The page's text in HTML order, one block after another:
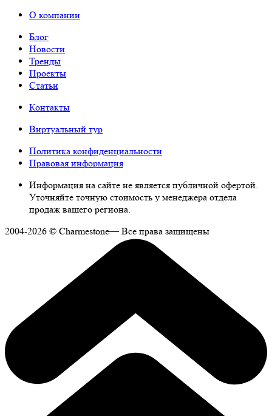
О компании
Блог
Новости
Тренды
Проекты
Статьи
Контакты
Виртуальный тур
Политика конфиденциальности
Правовая информация
Информация на сайте не является публичной офертой.
Уточняйте точную стоимость у менеджера отдела
продаж вашего региона.
2004-2026 © Charmestone— Все права защищены